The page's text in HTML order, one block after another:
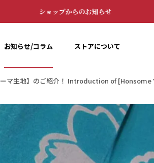
からのお知らせ
お知らせ/コラム
ストアについて
生地】のご紹介！ Introduction of